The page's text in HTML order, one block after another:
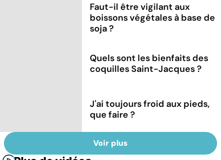
Faut-il être vigilant aux
boissons végétales à base de
soja ?
Quels sont les bienfaits des
coquilles Saint-Jacques ?
J'ai toujours froid aux pieds,
que faire ?
Voir plus